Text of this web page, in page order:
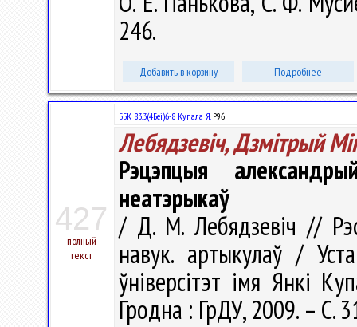
246.
Добавить в корзину Подробнее
427
полный
текст
ББК 83.3(4Беі)6-8 Купала Я.Р96
Лебядзевіч, Дзмітрый
Рэцэпцыя
неатэрыкаў
/ Д. М. Лебядзевіч //
навук. артыкулаў /
ўніверсітэт імя Янкі
Гродна : ГрДУ, 2009. – С.